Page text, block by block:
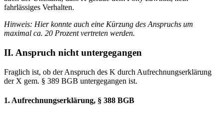
fahrlässiges Verhalten.
Hinweis: Hier konnte auch eine Kürzung des Anspruchs um
maximal ca. 20 Prozent vertreten werden.
II. Anspruch nicht untergegangen
Fraglich ist, ob der Anspruch des K durch Aufrechnungserklärung
der X gem. § 389 BGB untergegangen ist.
1. Aufrechnungserklärung, § 388 BGB